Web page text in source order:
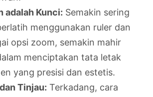
adalah Kunci: Semakin sering
menggunakan ruler dan
opsi zoom, semakin mahir
menciptakan tata letak
yang presisi dan estetis.
Tinjau: Terkadang, cara